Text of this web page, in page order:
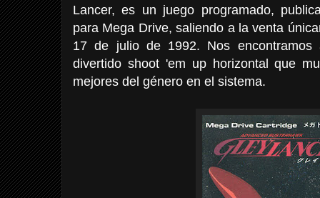
Lancer, es un juego programado,
para Mega Drive, saliendo a la venta
17 de julio de 1992. Nos encontramos
divertido shoot 'em up horizontal que
mejores del género en el sistema.